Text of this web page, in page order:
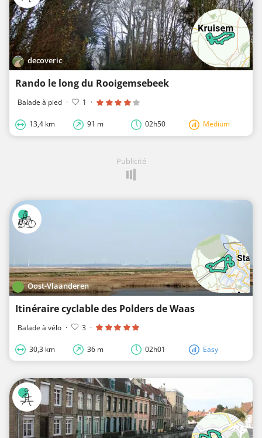
decoveric
Rando le long du Rooigemsebeek
Balade à pied · 1 ·
13,4 km 91 m 02h50 Medium
Publicité
Oost-Vlaanderen
Itinéraire cyclable des Polders de Waas
Balade à vélo · 3 ·
30,3 km 36 m 02h01 Easy